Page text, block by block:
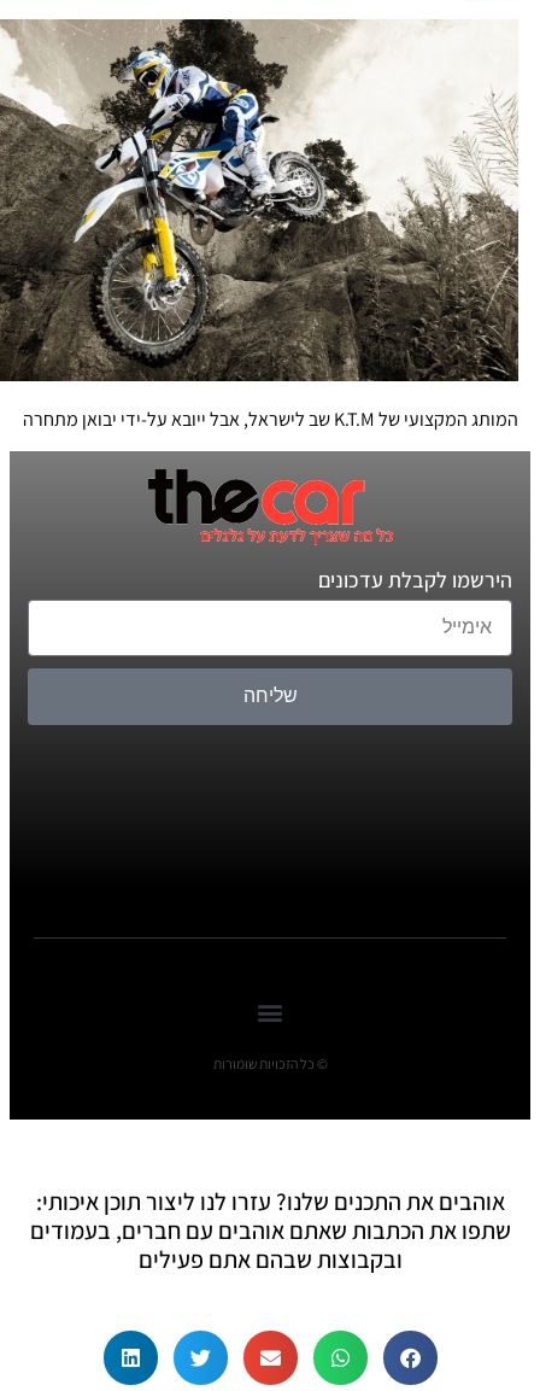
המותג המקצועי של K.T.M שב לישראל, אבל ייובא על-ידי יבואן מתחרה
הירשמו לקבלת עדכונים
שליחה
© כל הזכויות שומורות
אוהבים את התכנים שלנו? עזרו לנו ליצור תוכן איכותי:
שתפו את הכתבות שאתם אוהבים עם חברים, בעמודים
ובקבוצות שבהם אתם פעילים